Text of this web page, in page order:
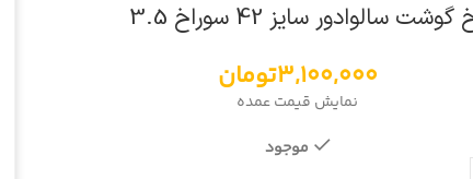
سالوادور سایز 42 سوراخ 3.5
3,100,000تومان
نمایش قیمت عمده
موجود